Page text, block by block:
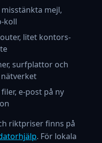
mejl,
koll
litet kontors-
surfplattor och
e-post på ny
riktpriser finns på
. För lokala